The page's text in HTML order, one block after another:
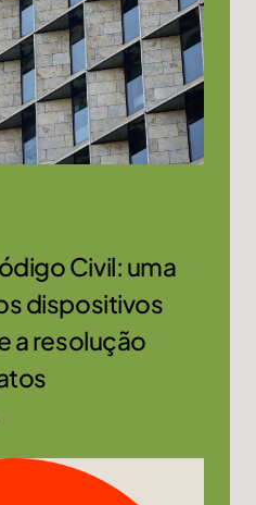
Civil: uma
dispositivos
a resolução